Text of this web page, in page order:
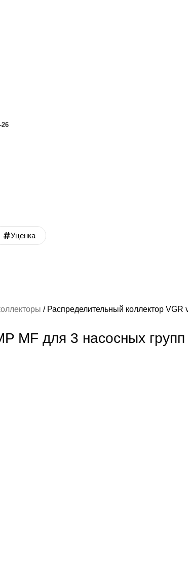
26
Уценка
Распределительный коллектор
MF для 3 насосных групп